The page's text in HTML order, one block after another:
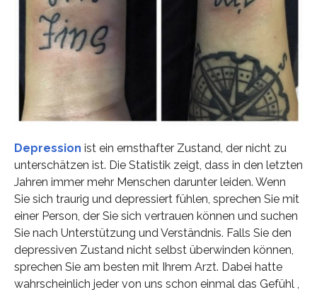
Depression ist ein ernsthafter Zustand, der nicht zu
unterschätzen ist. Die Statistik zeigt, dass in den letzten
Jahren immer mehr Menschen darunter leiden. Wenn
Sie sich traurig und depressiert fühlen, sprechen Sie mit
einer Person, der Sie sich vertrauen können und suchen
Sie nach Unterstützung und Verständnis. Falls Sie den
depressiven Zustand nicht selbst überwinden können,
sprechen Sie am besten mit Ihrem Arzt. Dabei hatte
wahrscheinlich jeder von uns schon einmal das Gefühl ,